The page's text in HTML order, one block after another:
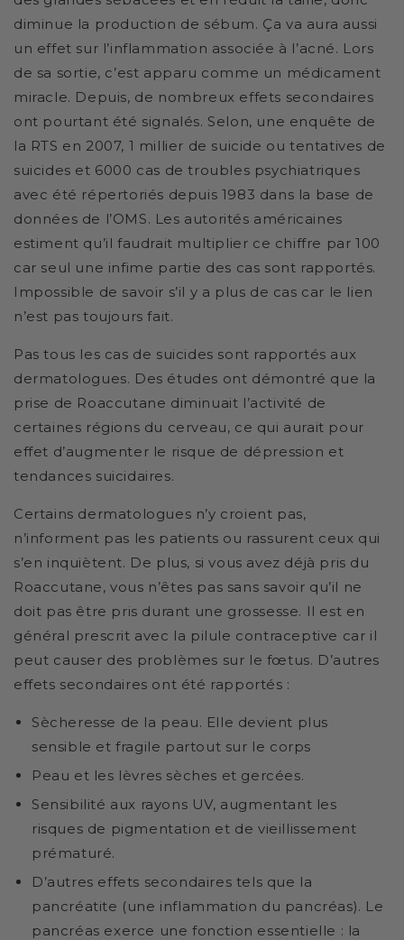
diminue la production de sébum. Ça va aura aussi
un effet sur l’inflammation associée à l’acné. Lors
de sa sortie, c’est apparu comme un médicament
miracle. Depuis, de nombreux effets secondaires
ont pourtant été signalés. Selon, une enquête de
la RTS en 2007, 1 millier de suicide ou tentatives de
suicides et 6000 cas de troubles psychiatriques
avec été répertoriés depuis 1983 dans la base de
données de l’OMS. Les autorités américaines
estiment qu’il faudrait multiplier ce chiffre par 100
car seul une infime partie des cas sont rapportés.
Impossible de savoir s’il y a plus de cas car le lien
n’est pas toujours fait.
Pas tous les cas de suicides sont rapportés aux
dermatologues. Des études ont démontré que la
prise de Roaccutane diminuait l’activité de
certaines régions du cerveau, ce qui aurait pour
effet d’augmenter le risque de dépression et
tendances suicidaires.
Certains dermatologues n’y croient pas,
n’informent pas les patients ou rassurent ceux qui
s’en inquiètent. De plus, si vous avez déjà pris du
Roaccutane, vous n’êtes pas sans savoir qu’il ne
doit pas être pris durant une grossesse. Il est en
général prescrit avec la pilule contraceptive car il
peut causer des problèmes sur le fœtus. D’autres
effets secondaires ont été rapportés :
Sècheresse de la peau. Elle devient plus
sensible et fragile partout sur le corps
Peau et les lèvres sèches et gercées.
Sensibilité aux rayons UV, augmentant les
risques de pigmentation et de vieillissement
prématuré.
D’autres effets secondaires tels que la
pancréatite (une inflammation du pancréas). Le
pancréas exerce une fonction essentielle : la